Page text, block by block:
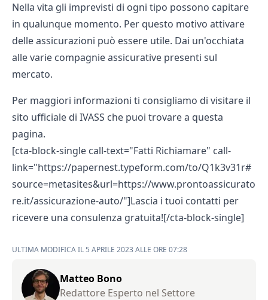
Nella vita gli imprevisti di ogni tipo possono capitare
in qualunque momento. Per questo motivo attivare
delle assicurazioni può essere utile. Dai un'occhiata
alle varie compagnie assicurative presenti sul
mercato.
Per maggiori informazioni ti consigliamo di visitare il
sito ufficiale di IVASS che puoi trovare a questa
pagina.
[cta-block-single call-text="Fatti Richiamare" call-
link="https://papernest.typeform.com/to/Q1k3v31r#
source=metasites&url=https://www.prontoassicurato
re.it/assicurazione-auto/"]Lascia i tuoi contatti per
ricevere una consulenza gratuita![/cta-block-single]
ULTIMA MODIFICA IL 5 APRILE 2023 ALLE ORE 07:28
Matteo Bono
Redattore Esperto nel Settore